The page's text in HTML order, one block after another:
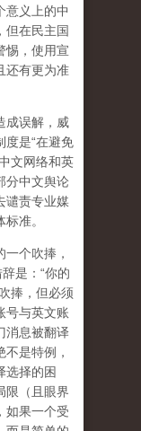
意义上的中
但在民主国
惕，使用宣
还有更为准
成误解，威
度是“在避免
文网络和英
分中文舆论
谴责专业媒
准。
个吹捧，
是：“你的
捧，但必须
号与英文账
消息被翻译
是特例，
选择的困
限（且眼界
如果一个受